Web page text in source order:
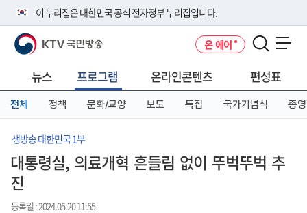
이 누리집은 대한민국 공식 전자정부 누리집입니다.
공식 누리집 주소 확인하기
니다.
이밖에 or.kr 또는 .kr등 다른 도메인 주소를 사용하고 있다면 아래 URL에
서 도메인 주소를 확인해 보세요
KTV 국민방송 온 에어
뉴스 프로그램 온라인콘텐츠 편성표
전체 정책 문화/교양 보도 특집 국가기념식 종영
생방송 대한민국 1부
대통령실, 의료개혁 흔들림 없이 뚜벅뚜벅 추
진
등록일 : 2024.05.20 11:55